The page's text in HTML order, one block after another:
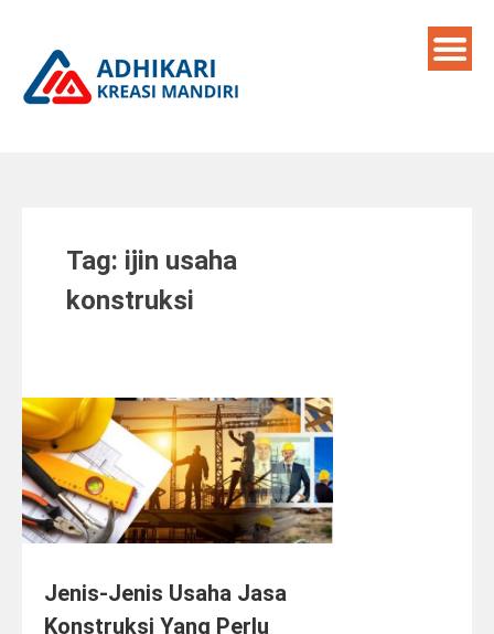
content
Tag: ijin usaha
konstruksi
Jenis-Jenis Usaha Jasa
Konstruksi Yang Perlu